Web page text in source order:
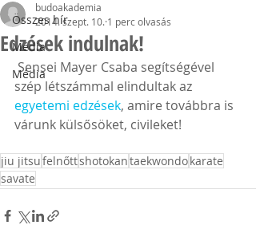
Összes hír
Média
Média
Edzések indulnak!
budoakademia
2014. szept. 10. 1 perc olvasás
Sensei Mayer Csaba segítségével
szép létszámmal elindultak az
egyetemi edzések, amire továbbra is
várunk külsősöket, civileket!
jiu jitsufelnőttshotokantaekwondokarate
savate